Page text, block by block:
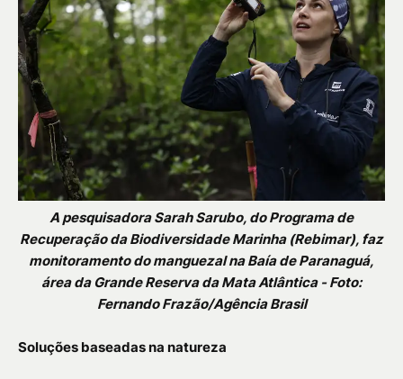
A pesquisadora Sarah Sarubo, do Programa de
Recuperação da Biodiversidade Marinha (Rebimar), faz
monitoramento do manguezal na Baía de Paranaguá,
área da Grande Reserva da Mata Atlântica - Foto:
Fernando Frazão/Agência Brasil
Soluções baseadas na natureza